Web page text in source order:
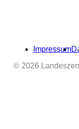
Impressum
© 2026